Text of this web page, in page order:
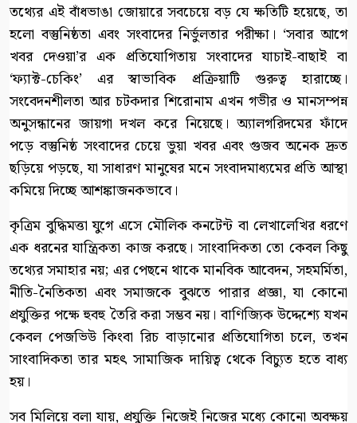
তথ্যের এই বাঁধভাঙা জোয়ারে সবচেয়ে বড় যে ক্ষতিটি হয়েছে, তা
হলো বস্তুনিষ্ঠতা এবং সংবাদের নির্ভুলতার পরীক্ষা। ‘সবার আগে
খবর দেওয়া’র এক প্রতিযোগিতায় সংবাদের যাচাই-বাছাই বা
‘ফ্যাক্ট-চেকিং’ এর স্বাভাবিক প্রক্রিয়াটি গুরুত্ব হারাচ্ছে।
সংবেদনশীলতা আর চটকদার শিরোনাম এখন গভীর ও মানসম্পন্ন
অনুসন্ধানের জায়গা দখল করে নিয়েছে। অ্যালগরিদমের ফাঁদে
পড়ে বস্তুনিষ্ঠ সংবাদের চেয়ে ভুয়া খবর এবং গুজব অনেক দ্রুত
ছড়িয়ে পড়ছে, যা সাধারণ মানুষের মনে সংবাদমাধ্যমের প্রতি আস্থা
কমিয়ে দিচ্ছে আশঙ্কাজনকভাবে।
কৃত্রিম বুদ্ধিমত্তা যুগে এসে মৌলিক কনটেন্ট বা লেখালেখির ধরণে
এক ধরনের যান্ত্রিকতা কাজ করছে। সাংবাদিকতা তো কেবল কিছু
তথ্যের সমাহার নয়; এর পেছনে থাকে মানবিক আবেদন, সহমর্মিতা,
নীতি-নৈতিকতা এবং সমাজকে বুঝতে পারার প্রজ্ঞা, যা কোনো
প্রযুক্তির পক্ষে হুবহু তৈরি করা সম্ভব নয়। বাণিজ্যিক উদ্দেশ্যে যখন
কেবল পেজভিউ কিংবা রিচ বাড়ানোর প্রতিযোগিতা চলে, তখন
সাংবাদিকতা তার মহৎ সামাজিক দায়িত্ব থেকে বিচ্যুত হতে বাধ্য
হয়।
সব মিলিয়ে বলা যায়, প্রযুক্তি নিজেই নিজের মধ্যে কোনো অবক্ষয়